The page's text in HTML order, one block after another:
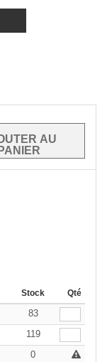
Stock Qté
83
119
0